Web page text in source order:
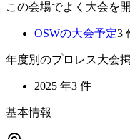
この会場でよく大会を
OSWの大会予定3
年度別のプロレス大会
2025 年3 件
基本情報